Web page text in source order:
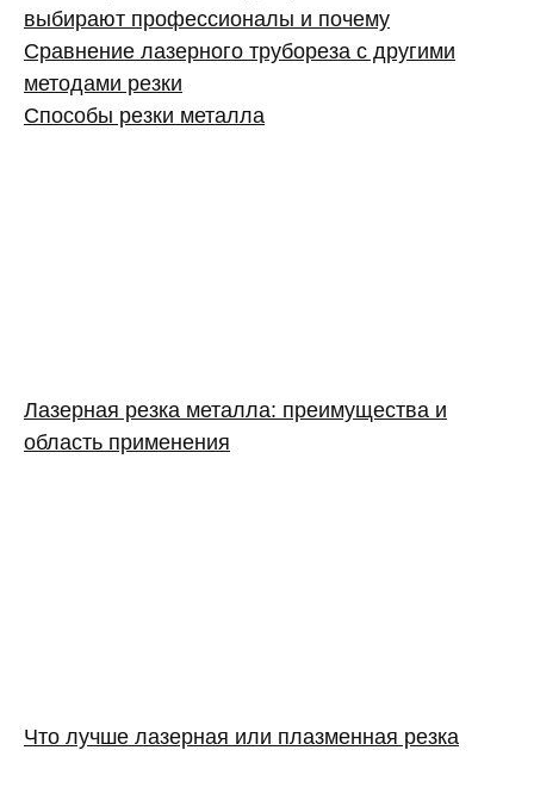
выбирают профессионалы и почему
Сравнение лазерного трубореза с другими
методами резки
Способы резки металла
Лазерная резка металла: преимущества и
область применения
Что лучше лазерная или плазменная резка